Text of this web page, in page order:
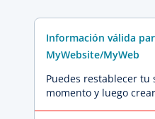
Información válida
MyWebsite/MyWeb
Puedes restablecer
momento y luego